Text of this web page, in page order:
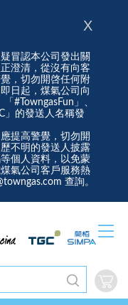
冒認本公司發出關
澄清，從沒有向客
，切勿開啓任何附
日起，煤氣公司向
#TowngasFun」、
」的發送人名稱發
提高警覺，切勿開
不明的發送人披露
個人資料，以免蒙
氣公司客戶服務熱
查詢。
X